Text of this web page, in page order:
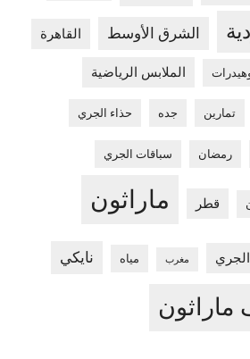
الشرق الأوسط القاهرة
الملابس الرياضية
تمارين جده حذاء الجري
رمضان سباقات الجري
قطر ماراثون
مغرب مياه نايكي